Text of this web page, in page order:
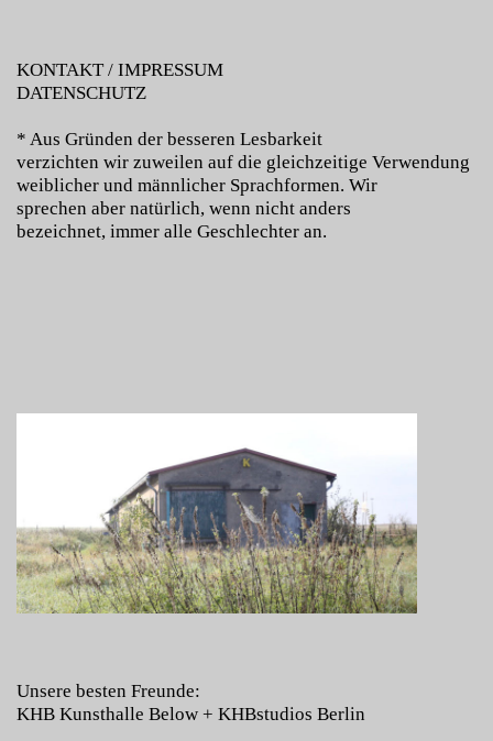
KONTAKT / IMPRESSUM
DATENSCHUTZ
* Aus Gründen der besseren Lesbarkeit
verzichten wir zuweilen auf die gleichzeitige Verwendung
weiblicher und männlicher Sprachformen. Wir
sprechen aber natürlich, wenn nicht anders
bezeichnet, immer alle Geschlechter an.
Unsere besten Freunde:
KHB Kunsthalle Below + KHBstudios Berlin